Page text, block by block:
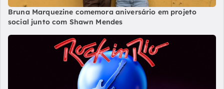
Bruna Marquezine comemora aniversário em projeto
social junto com Shawn Mendes